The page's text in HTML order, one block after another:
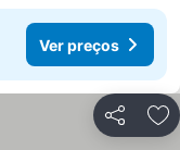
Ver preços
Partilhar